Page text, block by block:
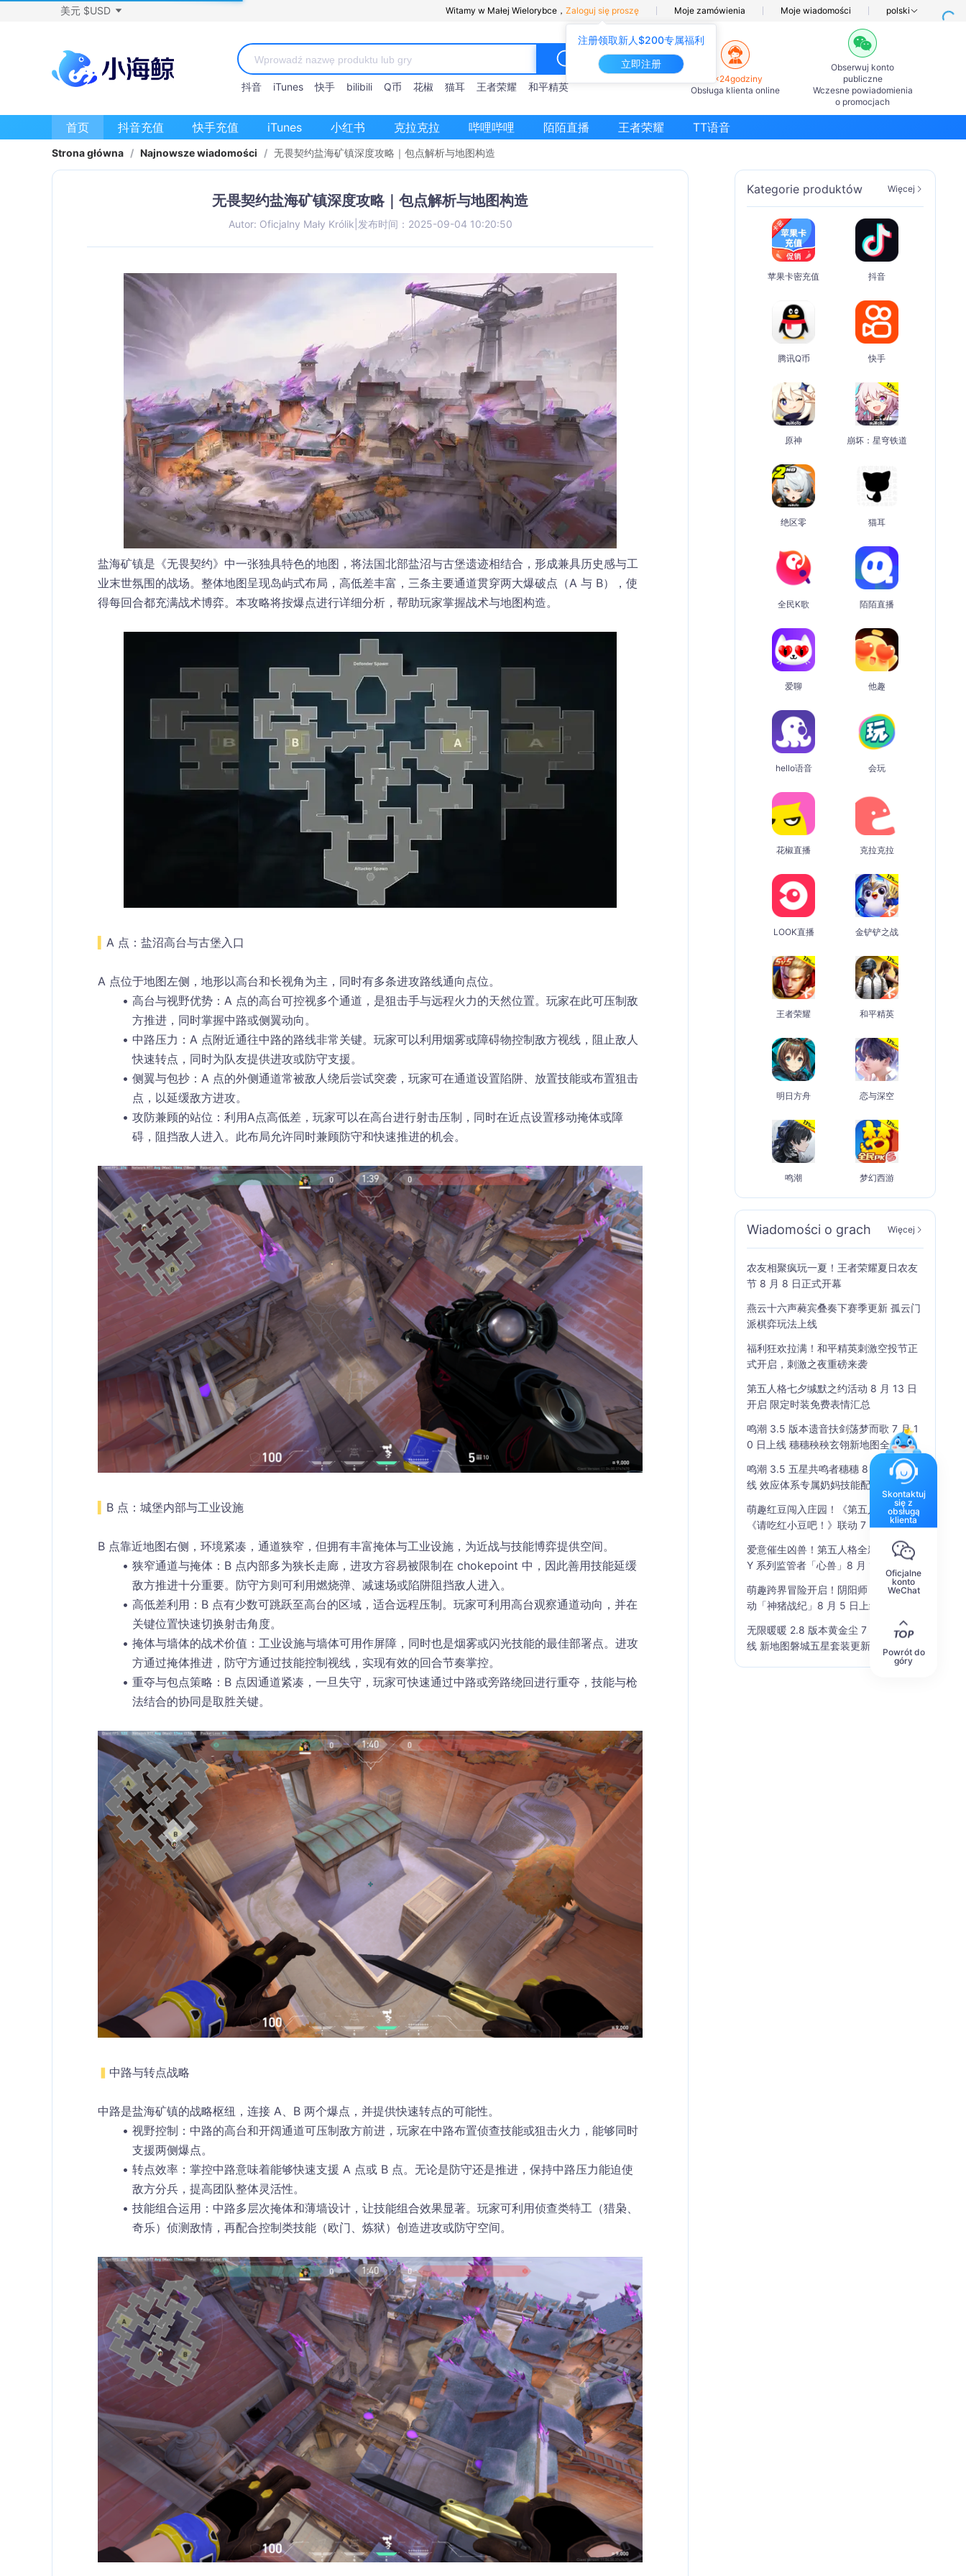
注册领取新人$200专属福利
立即注册
美元 $USD Witamy w Małej Wielorybce， Zaloguj się proszę Moje zamówienia Moje wiadomości polski
抖音 iTunes 快手 bilibili Q币 花椒 猫耳 王者荣耀 和平精英
7×24godziny
Obsługa klienta online
Obserwuj konto
publiczne
Wczesne powiadomienia
o promocjach
首页 抖音充值 快手充值 iTunes 小红书 克拉克拉 哔哩哔哩 陌陌直播 王者荣耀 TT语音
Strona główna / Najnowsze wiadomości / 无畏契约盐海矿镇深度攻略｜包点解析与地图构造
无畏契约盐海矿镇深度攻略｜包点解析与地图构造
Autor: Oficjalny Mały Królik 发布时间：2025-09-04 10:20:50
盐海矿镇是《无畏契约》中一张独具特色的地图，将法国北部盐沼与古堡遗迹相结合，形成兼具历史感与工
业末世氛围的战场。整体地图呈现岛屿式布局，高低差丰富，三条主要通道贯穿两大爆破点（A 与 B），使
得每回合都充满战术博弈。本攻略将按爆点进行详细分析，帮助玩家掌握战术与地图构造。
A 点：盐沼高台与古堡入口
A 点位于地图左侧，地形以高台和长视角为主，同时有多条进攻路线通向点位。
高台与视野优势：A 点的高台可控视多个通道，是狙击手与远程火力的天然位置。玩家在此可压制敌
方推进，同时掌握中路或侧翼动向。
中路压力 ：A 点附近通往中路的路线非常关键。玩家可以利用烟雾或障碍物控制敌方视线，阻止敌人
快速转点，同时为队友提供进攻或防守支援。
侧翼与包抄：A 点的外侧通道常被敌人绕后尝试突袭，玩家可在通道设置陷阱、放置技能或布置狙击
点，以延缓敌方进攻。
攻防兼顾的站位 ：利用A点高低差，玩家可以在高台进行射击压制，同时在近点设置移动掩体或障
碍，阻挡敌人进入。此布局允许同时兼顾防守和快速推进的机会。
B 点：城堡内部与工业设施
B 点靠近地图右侧，环境紧凑，通道狭窄，但拥有丰富掩体与工业设施，为近战与技能博弈提供空间。
狭窄通道与掩体：B 点内部多为狭长走廊，进攻方容易被限制在 chokepoint 中，因此善用技能延缓
敌方推进十分重要。防守方则可利用燃烧弹、减速场或陷阱阻挡敌人进入。
高低差利用 ：B 点有少数可跳跃至高台的区域，适合远程压制。玩家可利用高台观察通道动向，并在
关键位置快速切换射击角度。
掩体与墙体的战术价值 ：工业设施与墙体可用作屏障，同时也是烟雾或闪光技能的最佳部署点。进攻
方通过掩体推进，防守方通过技能控制视线，实现有效的回合节奏掌控。
重夺与包点策略 ：B 点因通道紧凑，一旦失守，玩家可快速通过中路或旁路绕回进行重夺，技能与枪
法结合的协同是取胜关键。
▍ 中路与转点战略
中路是盐海矿镇的战略枢纽，连接 A、B 两个爆点，并提供快速转点的可能性。
视野控制 ：中路的高台和开阔通道可压制敌方前进，玩家在中路布置侦查技能或狙击火力，能够同时
支援两侧爆点。
转点效率：掌控中路意味着能够快速支援 A 点或 B 点。无论是防守还是推进，保持中路压力能迫使
敌方分兵，提高团队整体灵活性。
技能组合运用 ：中路多层次掩体和薄墙设计，让技能组合效果显著。玩家可利用侦查类特工（猎枭、
奇乐）侦测敌情，再配合控制类技能（欧门、炼狱）创造进攻或防守空间。
Kategorie produktów Więcej
苹果卡密充值 抖音
腾讯Q币 快手
原神 崩坏：星穹铁道
绝区零 猫耳
全民K歌 陌陌直播
爱聊 他趣
hello语音 会玩
花椒直播 克拉克拉
LOOK直播 金铲铲之战
王者荣耀 和平精英
明日方舟 恋与深空
鸣潮 梦幻西游
Wiadomości o grach Więcej
农友相聚疯玩一夏！王者荣耀夏日农友
节 8 月 8 日正式开幕
燕云十六声蕤宾叠奏下赛季更新 孤云门
派棋弈玩法上线
福利狂欢拉满！和平精英刺激空投节正
式开启，刺激之夜重磅来袭
第五人格七夕缄默之约活动 8 月 13 日
开启 限定时装免费表情汇总
鸣潮 3.5 版本遗音扶剑荡梦而歌 7 月 1
0 日上线 穗穗秧秧玄翎新地图全解析
鸣潮 3.5 五星共鸣者穗穗 8 月 13 日上
线 效应体系专属奶妈技能配队全解析
萌趣红豆闯入庄园！《第五人格》×
《请吃红小豆吧！》联动 7 月 30 日开
爱意催生凶兽！第五人格全新 IDENTIT
Y 系列监管者「心兽」8 月 13 日登场
萌趣跨界冒险开启！阴阳师 × 猪猪侠联
动「神猪战纪」8 月 5 日上线
无限暖暖 2.8 版本黄金尘 7 月 17 日上
线 新地图磐城五星套装更新
Skontaktuj
się z
obsługą
klienta
Oficjalne
konto
WeChat
Powrót do
góry